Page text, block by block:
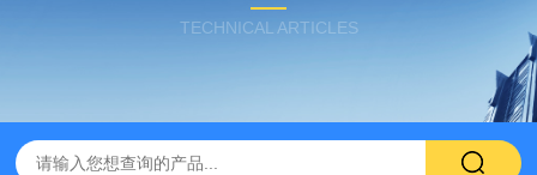
TECHNICAL ARTICLES